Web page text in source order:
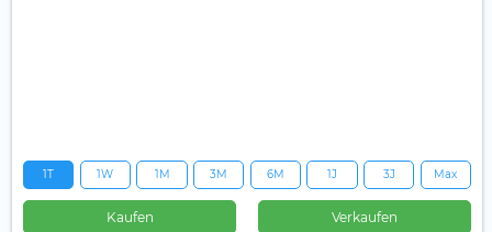
1T 1W 1M 3M 6M 1J 3J Max
Kaufen Verkaufen